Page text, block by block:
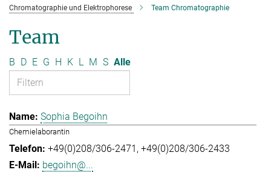
Chromatographie und Elektrophorese Team Chromatographie
Team
B D E G H K L M S Alle
Sophia Begoihn
Chemielaborantin
+49(0)208/306-2471 +49(0)208/306-2433
begoihn@...